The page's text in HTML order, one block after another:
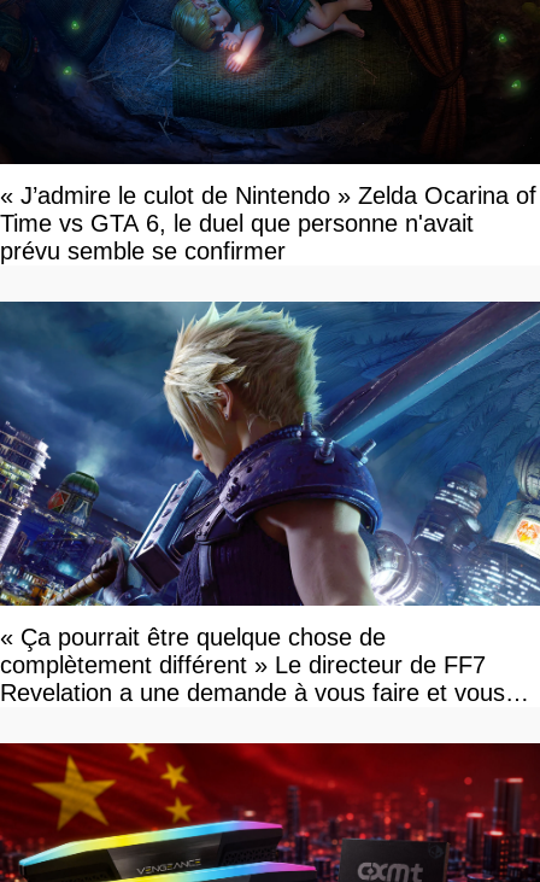
« J’admire le culot de Nintendo » Zelda Ocarina of
Time vs GTA 6, le duel que personne n'avait
prévu semble se confirmer
« Ça pourrait être quelque chose de
complètement différent » Le directeur de FF7
Revelation a une demande à vous faire et vous